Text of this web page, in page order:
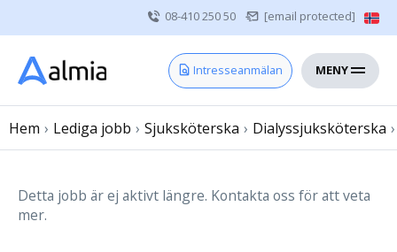
08-410 250 50 [email protected]
Intresseanmälan MENY
Hem
Vårdgivare
Om oss
Hem › Lediga jobb › Sjuksköterska › Dialyssjuksköterska ›
Detta jobb är ej aktivt längre. Kontakta oss för att veta
mer.